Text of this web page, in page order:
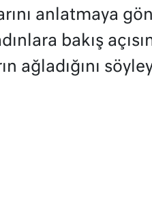
anlatmaya
bakış
ağladığını